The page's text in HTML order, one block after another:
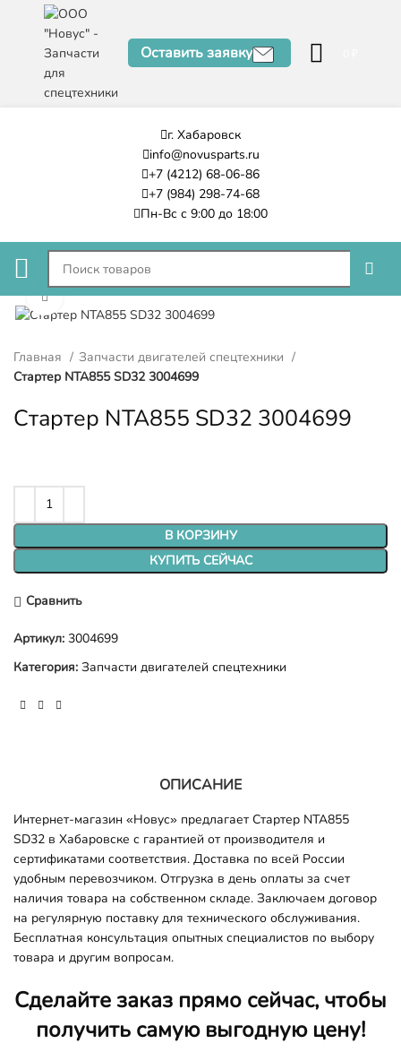
Оставить заявку
г. Хабаровск
info@novusparts.ru
+7 (4212) 68-06-86
+7 (984) 298-74-68
Пн-Вс с 9:00 до 18:00
Нажмите, чтобы увеличить
Главная
Запчасти двигателей спецтехники
Стартер NTA855 SD32 3004699
Стартер NTA855 SD32 3004699
В КОРЗИНУ
КУПИТЬ СЕЙЧАС
Сравнить
Артикул: 3004699
Категория: Запчасти двигателей спецтехники
ОПИСАНИЕ
Интернет-магазин «Новус» предлагает Стартер NTA855
SD32 в Хабаровске с гарантией от производителя и
сертификатами соответствия. Доставка по всей России
удобным перевозчиком. Отгрузка в день оплаты за счет
наличия товара на собственном складе. Заключаем договор
на регулярную поставку для технического обслуживания.
Бесплатная консультация опытных специалистов по выбору
товара и другим вопросам.
Сделайте заказ прямо сейчас, чтобы
получить самую выгодную цену!